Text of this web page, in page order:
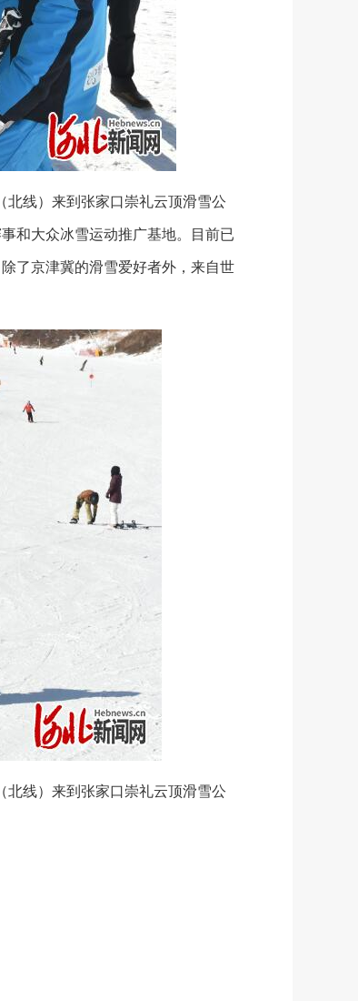
线）来到张家口崇礼云顶滑雪公
和大众冰雪运动推广基地。目前已
了京津冀的滑雪爱好者外，来自世
线）来到张家口崇礼云顶滑雪公